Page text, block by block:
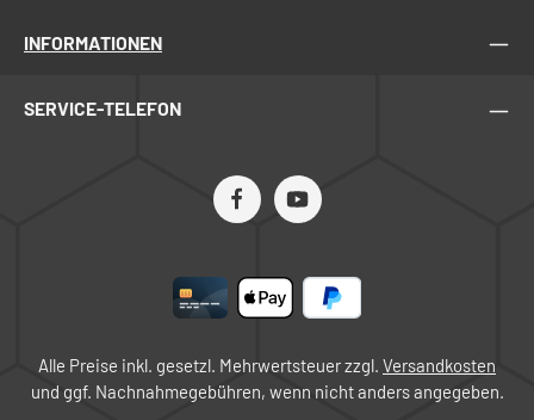
INFORMATIONEN
SERVICE-TELEFON
Alle Preise inkl. gesetzl. Mehrwertsteuer zzgl. Versandkosten
und ggf. Nachnahmegebühren, wenn nicht anders angegeben.